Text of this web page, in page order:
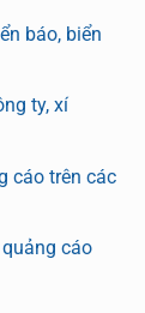
báo, biển
ty, xí
cáo trên các
cáo